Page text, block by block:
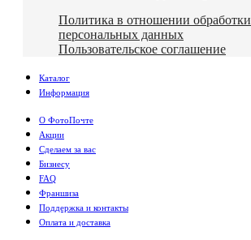
Политика в отношении обработки
персональных данных
Пользовательское соглашение
Каталог
Информация
О ФотоПочте
Акции
Сделаем за вас
Бизнесу
FAQ
Франшиза
Поддержка и контакты
Оплата и доставка